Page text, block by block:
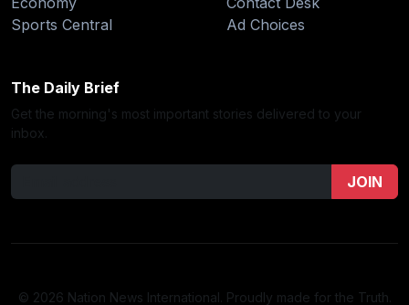
Sports Central
Ad Choices
The Daily Brief
Get the morning's most important stories delivered to your
inbox.
JOIN
© 2026 Nation News International. Proudly made for the Truth.